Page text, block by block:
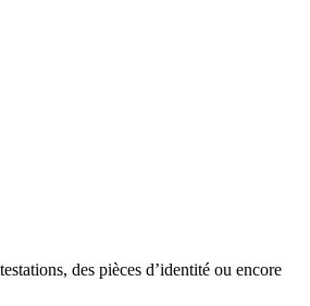
des pièces d’identité ou encore